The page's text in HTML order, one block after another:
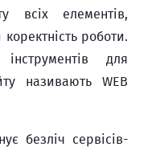
всіх елементів,
роботи.
для
називають WEB
сервісів-